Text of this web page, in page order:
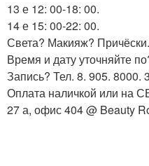
13 е 12: 00-18: 00.
14 е 15: 00-22: 00.
Света? Макияж? Причёски.
Время и дату уточняйте
Запись? Тел. 8. 905. 8000.
Оплата наличкой или на
27 а, офис 404 @ Beauty